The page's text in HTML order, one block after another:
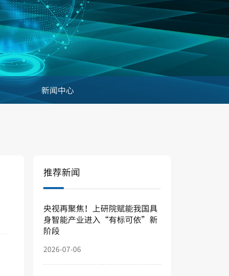
新闻中心
推荐新闻
央视再聚焦！上研院赋能我国具
身智能产业进入“有标可依”新
阶段
2026-07-06